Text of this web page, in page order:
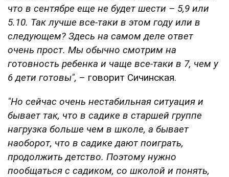
что в сентябре еще не будет шести – 5,9 или
5.10. Так лучше все-таки в этом году или в
следующем? Здесь на самом деле ответ
очень прост. Мы обычно смотрим на
готовность ребенка и чаще все-таки в 7, чем у
6 дети готовы", – говорит Сичинская.
"Но сейчас очень нестабильная ситуация и
бывает так, что в садике в старшей группе
нагрузка больше чем в школе, а бывает
наоборот, что в садике дают поиграть,
продолжить детство. Поэтому нужно
пообщаться с садиком, со школой и понять,